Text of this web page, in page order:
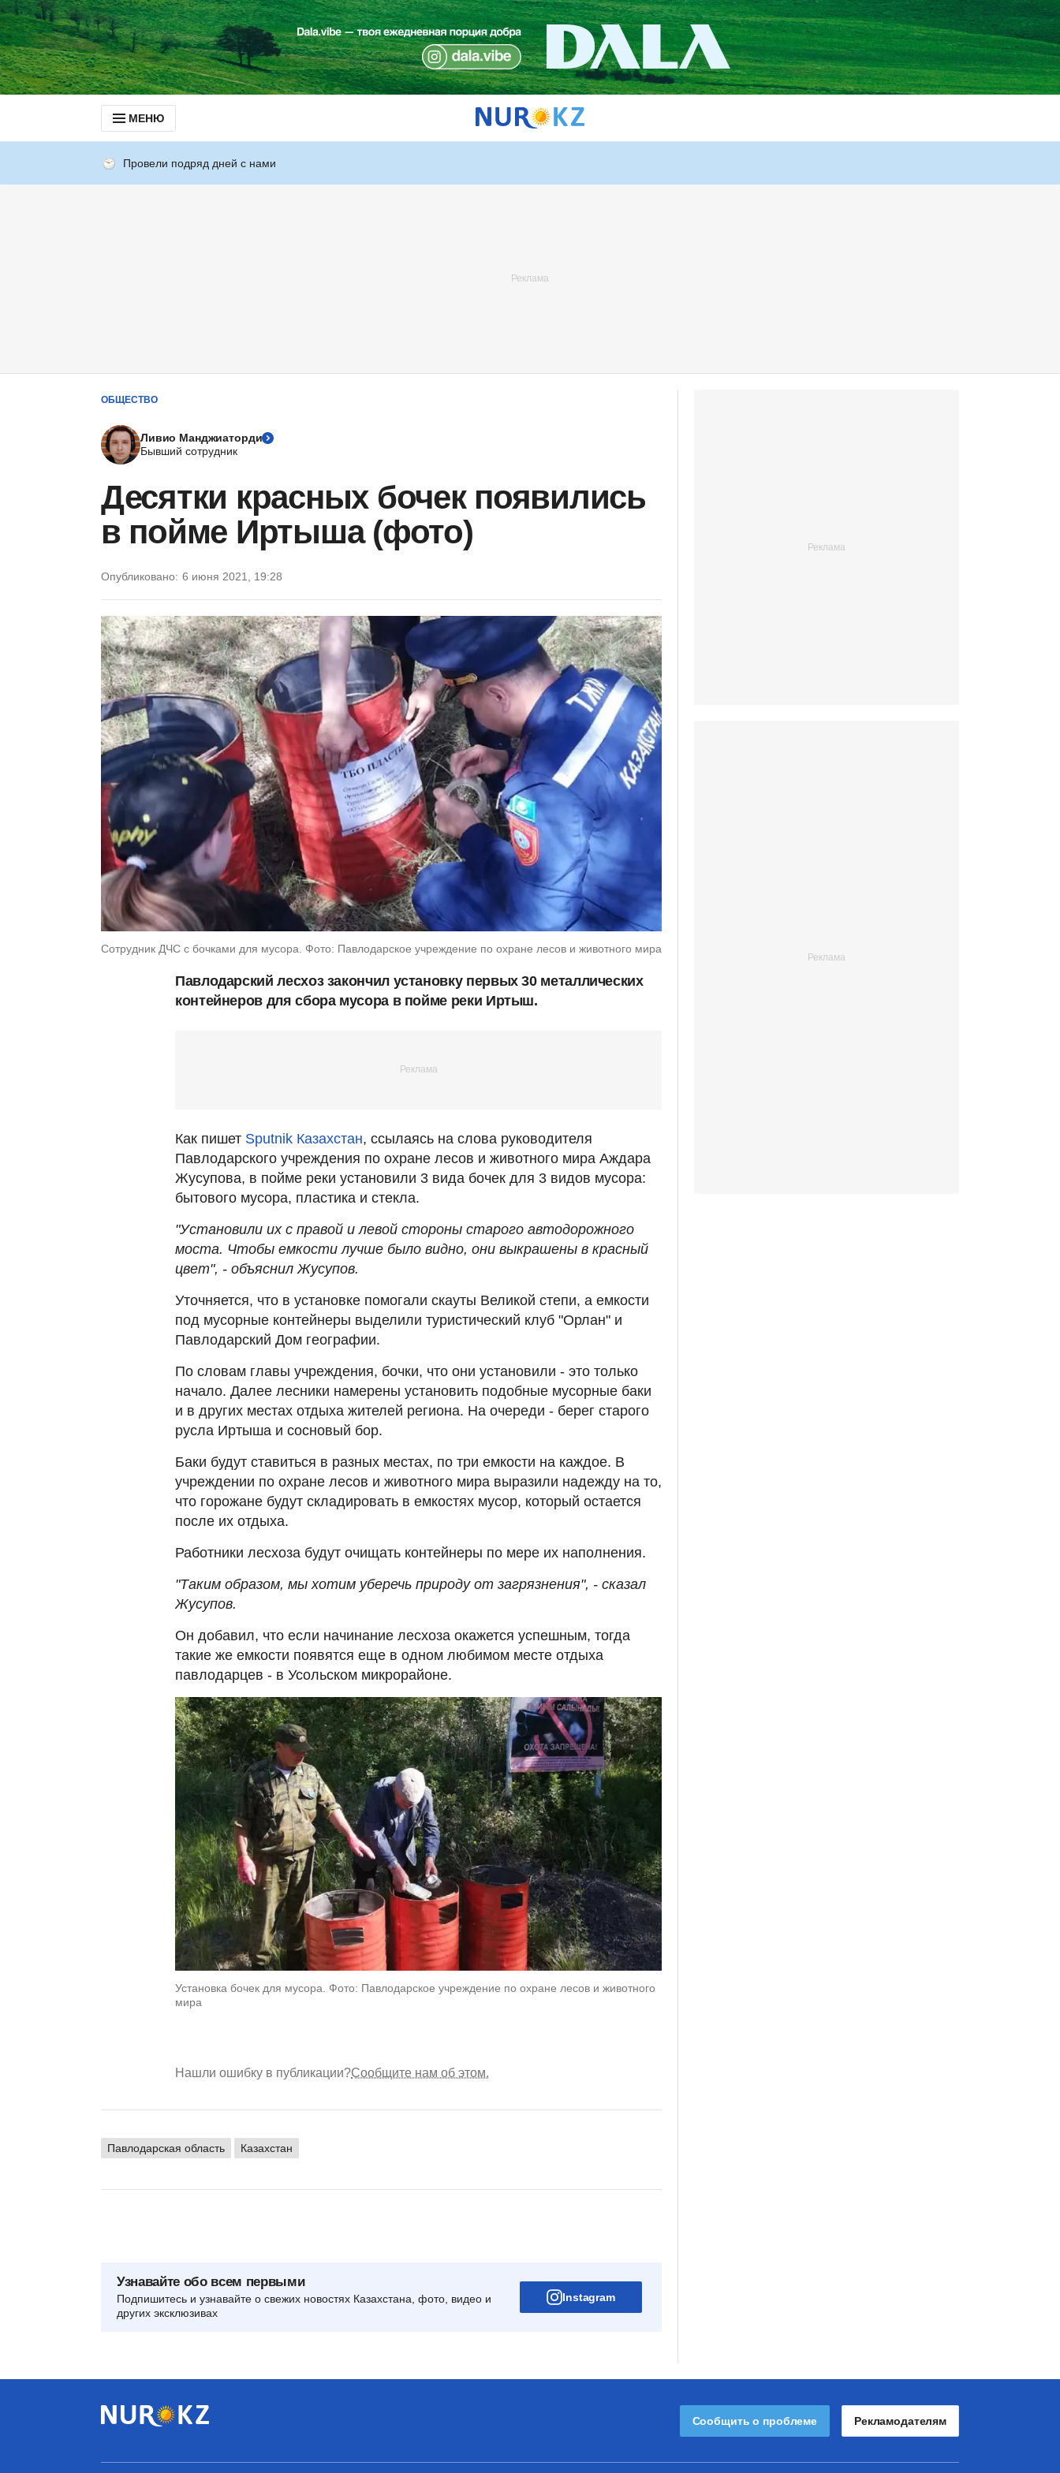
МЕНЮ
Провели подряд дней с нами
ОБЩЕСТВО
Ливио Манджиаторди
Бывший сотрудник
Десятки красных бочек появились
в пойме Иртыша (фото)
Опубликовано: 6 июня 2021, 19:28
Сотрудник ДЧС с бочками для мусора. Фото: Павлодарское учреждение по охране лесов и животного мира
Павлодарский лесхоз закончил установку первых 30 металлических
контейнеров для сбора мусора в пойме реки Иртыш.
Как пишет Sputnik Казахстан, ссылаясь на слова руководителя
Павлодарского учреждения по охране лесов и животного мира Аждара
Жусупова, в пойме реки установили 3 вида бочек для 3 видов мусора:
бытового мусора, пластика и стекла.
"Установили их с правой и левой стороны старого автодорожного
моста. Чтобы емкости лучше было видно, они выкрашены в красный
цвет", - объяснил Жусупов.
Уточняется, что в установке помогали скауты Великой степи, а емкости
под мусорные контейнеры выделили туристический клуб "Орлан" и
Павлодарский Дом географии.
По словам главы учреждения, бочки, что они установили - это только
начало. Далее лесники намерены установить подобные мусорные баки
и в других местах отдыха жителей региона. На очереди - берег старого
русла Иртыша и сосновый бор.
Баки будут ставиться в разных местах, по три емкости на каждое. В
учреждении по охране лесов и животного мира выразили надежду на то,
что горожане будут складировать в емкостях мусор, который остается
после их отдыха.
Работники лесхоза будут очищать контейнеры по мере их наполнения.
"Таким образом, мы хотим уберечь природу от загрязнения", - сказал
Жусупов.
Он добавил, что если начинание лесхоза окажется успешным, тогда
такие же емкости появятся еще в одном любимом месте отдыха
павлодарцев - в Усольском микрорайоне.
Установка бочек для мусора. Фото: Павлодарское учреждение по охране лесов и животного
мира
Нашли ошибку в публикации?Сообщите нам об этом.
Павлодарская область Казахстан
Узнавайте обо всем первыми
Подпишитесь и узнавайте о свежих новостях Казахстана, фото, видео и
других эксклюзивах
Instagram
Сообщить о проблеме Рекламодателям